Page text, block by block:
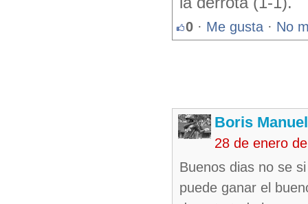
0 · Me gusta · No
Boris
28 de enero
Buenos dias no se
puede ganar el